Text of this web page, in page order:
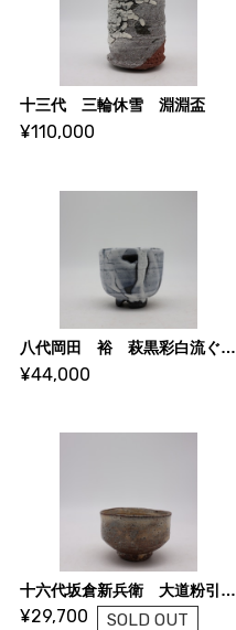
十三代 三輪休雪 淵淵盃
¥110,000
八代岡田 裕 萩黒彩白流ぐい呑 3
¥44,000
十六代坂倉新兵衛 大道粉引酒盃 5
¥29,700 SOLD OUT